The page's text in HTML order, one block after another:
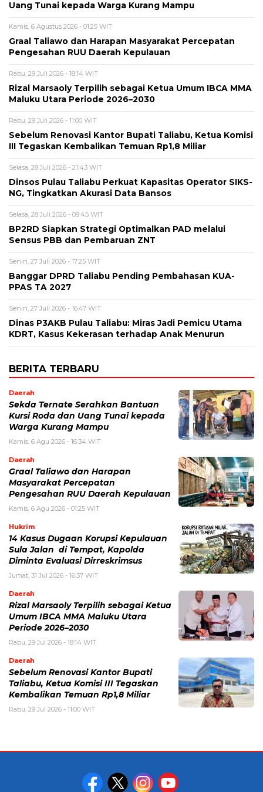
Uang Tunai kepada Warga Kurang Mampu
Kamis, 6 Agustus 2026 - 01:25 WIT
Graal Taliawo dan Harapan Masyarakat Percepatan
Pengesahan RUU Daerah Kepulauan
Rabu, 29 Juli 2026 - 18:14 WIT
Rizal Marsaoly Terpilih sebagai Ketua Umum IBCA MMA
Maluku Utara Periode 2026–2030
Rabu, 29 Juli 2026 - 11:00 WIT
Sebelum Renovasi Kantor Bupati Taliabu, Ketua Komisi
III Tegaskan Kembalikan Temuan Rp1,8 Miliar
Selasa, 28 Juli 2026 - 21:43 WIT
Dinsos Pulau Taliabu Perkuat Kapasitas Operator SIKS-
NG, Tingkatkan Akurasi Data Bansos
Selasa, 28 Juli 2026 - 09:45 WIT
BP2RD Siapkan Strategi Optimalkan PAD melalui
Sensus PBB dan Pembaruan ZNT
Senin, 27 Juli 2026 - 17:25 WIT
Banggar DPRD Taliabu Pending Pembahasan KUA-
PPAS TA 2027
Senin, 27 Juli 2026 - 16:47 WIT
Dinas P3AKB Pulau Taliabu: Miras Jadi Pemicu Utama
KDRT, Kasus Kekerasan terhadap Anak Menurun
BERITA TERBARU
Daerah
Sekda Ternate Serahkan Bantuan
Kursi Roda dan Uang Tunai kepada
Warga Kurang Mampu
Kamis, 6 Agu 2026 - 16:34 WIT
Daerah
Graal Taliawo dan Harapan
Masyarakat Percepatan
Pengesahan RUU Daerah Kepulauan
Kamis, 6 Agu 2026 - 01:25 WIT
Hukrim
14 Kasus Dugaan Korupsi Kepulauan
Sula Jalan di Tempat, Kapolda
Diminta Evaluasi Dirreskrimsus
Jumat, 31 Jul 2026 - 16:37 WIT
Daerah
Rizal Marsaoly Terpilih sebagai Ketua
Umum IBCA MMA Maluku Utara
Periode 2026–2030
Rabu, 29 Jul 2026 - 18:14 WIT
Daerah
Sebelum Renovasi Kantor Bupati
Taliabu, Ketua Komisi III Tegaskan
Kembalikan Temuan Rp1,8 Miliar
Rabu, 29 Jul 2026 - 11:00 WIT